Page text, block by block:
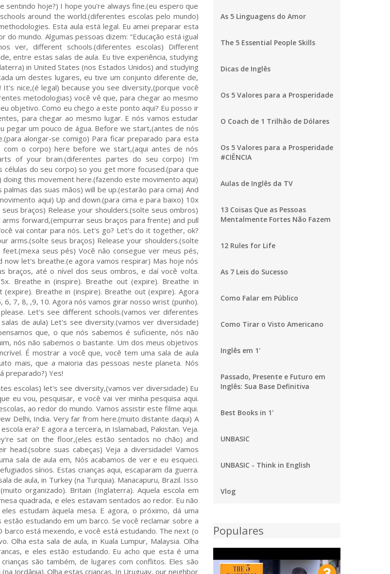
hoje?) I hope you're always fine.(eu espero que
around the world.(diferentes escolas pelo mundo)
Esta aula está legal. Eu amei preparar esta
mundo. Algumas pessoas dizem: "Educação está igual
ver, different schools.(diferentes escolas) Different
entre estas salas de aula. Eu tive experiência, studying
in United States (nos Estados Unidos) and studying
um destes lugares, eu tive um conjunto diferente de,
nice,(é legal) because you see diversity,(porque você
metodologias) você vê que, para chegar ao mesmo
objetivo. Como eu chego a este ponto aqui? Eu posso ir
para chegar ao mesmo lugar. E nós vamos estudar
pegar um pouco de água. Before we start,(antes de nós
alongar-se comigo) Para ficar preparado para esta
com o corpo) here before we start,(aqui antes de nós
of your brain.(diferentes partes do seu corpo) I'm
do seu corpo) so you get more focused.(para que
this movement here.(fazendo este movimento aqui)
das suas mãos) will be up.(estarão para cima) And
aqui) Up and down.(para cima e para baixo) 10x
braços) Release your shoulders.(solte seus ombros)
forward,(empurrar seus braços para frente) and pull
vai contar para nós. Let's go? Let's do it together, ok?
arms.(solte seus braços) Release your shoulders.(solte
seus pés) Você não consegue ver meus pés,
let's breathe.(e agora vamos respirar) Mas hoje nós
braços, até o nível dos seus ombros, e daí você volta.
Breathe in (inspire). Breathe out (expire). Breathe in
Breathe in (inspire). Breathe out (expire). Agora
7, 8, ,9, 10. Agora nós vamos girar nosso wrist (punho).
Let's see different schools.(vamos ver diferentes
de aula) Let's see diversity.(vamos ver diversidade)
que, o que nós sabemos é suficiente, nós não
nós não sabemos o bastante. Um dos meus objetivos
É mostrar a você que, você tem uma sala de aula
mais, que a maioria das pessoas neste planeta. Nós
preparado?) Yes!
escolas) let's see diversity,(vamos ver diversidade) Eu
eu vou, pesquisar, e você vai ver minha pesquisa aqui.
ao redor do mundo. Vamos assistir este filme aqui.
Delhi, India. Very far from here.(muito distante daqui) A
era? E agora a terceira, in Islamabad, Pakistan. Veja.
sat on the floor,(eles estão sentados no chão) and
suas cabeças) Veja a diversidade! Vamos
sala de aula em, Nós acabamos de ver e eu esqueci.
sírios. Estas crianças aqui, escaparam da guerra.
de aula, in Turkey (na Turquia). Manacapuru, Brazil. Isso
organizado). Britain (Inglaterra). Aquela escola em
quadrada, e eles estavam sentados ao redor. Eu não
estudam àquela mesa. E agora, o próximo, dá uma
estão estudando em um barco. Se você reclamar sobre a
barco está mexendo, e você está estudando. The next (o
Olha esta sala de aula, in Kuala Lumpur, Malaysia. Olha
e eles estão estudando. Eu acho que esta é uma
são também, de lugares com conflitos. Eles são
Jordânia). Olha estas crianças. In Uruguay, our neighbor
As 5 Linguagens do Amor
The 5 Essential People Skills
Dicas de Inglês
Os 5 Valores para a Prosperidade
O Coach de 1 Trilhão de Dólares
Os 5 Valores para a Prosperidade
#CIÊNCIA
Aulas de Inglês da TV
13 Coisas Que as Pessoas
Mentalmente Fortes Não Fazem
12 Rules for Life
As 7 Leis do Sucesso
Como Falar em Público
Como Tirar o Visto Americano
Inglês em 1'
Passado, Presente e Futuro em
Inglês: Sua Base Definitiva
Best Books in 1'
UNBASIC
UNBASIC - Think in English
Vlog
Populares